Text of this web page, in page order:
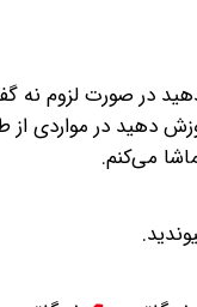
در صورت لزوم نه
دهید در مواردی
می‌کنم.